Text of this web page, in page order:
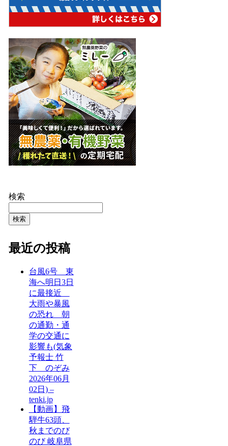
検索
検索
最近の投稿
台風6号 東
海へ明日3日
に最接近
大雨や暴風
の恐れ 朝
の通勤・通
学の交通に
影響も(気象
予報士 竹
下 のぞみ
2026年06月
02日) –
tenki.jp
【動画】飛
騨牛63頭、
秋までのび
のび 岐阜県